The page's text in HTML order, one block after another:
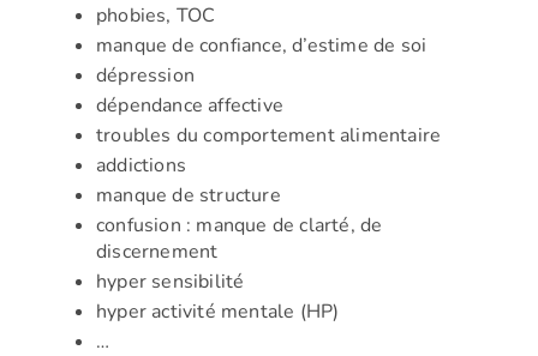
phobies, TOC
manque de confiance, d’estime de soi
dépression
dépendance affective
troubles du comportement alimentaire
addictions
manque de structure
confusion : manque de clarté, de
discernement
hyper sensibilité
hyper activité mentale (HP)
…